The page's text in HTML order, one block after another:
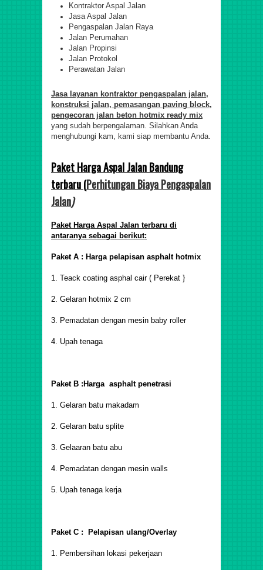
Kontraktor Aspal Jalan
Jasa Aspal Jalan
Pengaspalan Jalan Raya
Jalan Perumahan
Jalan Propinsi
Jalan Protokol
Perawatan Jalan
Jasa layanan kontraktor pengaspalan jalan,
konstruksi jalan, pemasangan paving block,
pengecoran jalan beton hotmix ready mix
yang sudah berpengalaman. Silahkan Anda
menghubungi kam, kami siap membantu Anda.
Paket Harga Aspal Jalan Bandung
terbaru (Perhitungan Biaya Pengaspalan
Jalan)
Paket Harga Aspal Jalan terbaru di
antaranya sebagai berikut:
Paket A : Harga pelapisan asphalt hotmix
1. Teack coating asphal cair ( Perekat }
2. Gelaran hotmix 2 cm
3. Pemadatan dengan mesin baby roller
4. Upah tenaga
Paket B :Harga asphalt penetrasi
1. Gelaran batu makadam
2. Gelaran batu splite
3. Gelaaran batu abu
4. Pemadatan dengan mesin walls
5. Upah tenaga kerja
Paket C : Pelapisan ulang/Overlay
1. Pembersihan lokasi pekerjaan